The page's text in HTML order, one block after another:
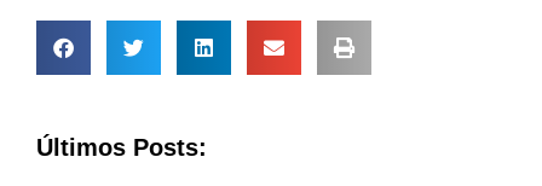
Últimos Posts: